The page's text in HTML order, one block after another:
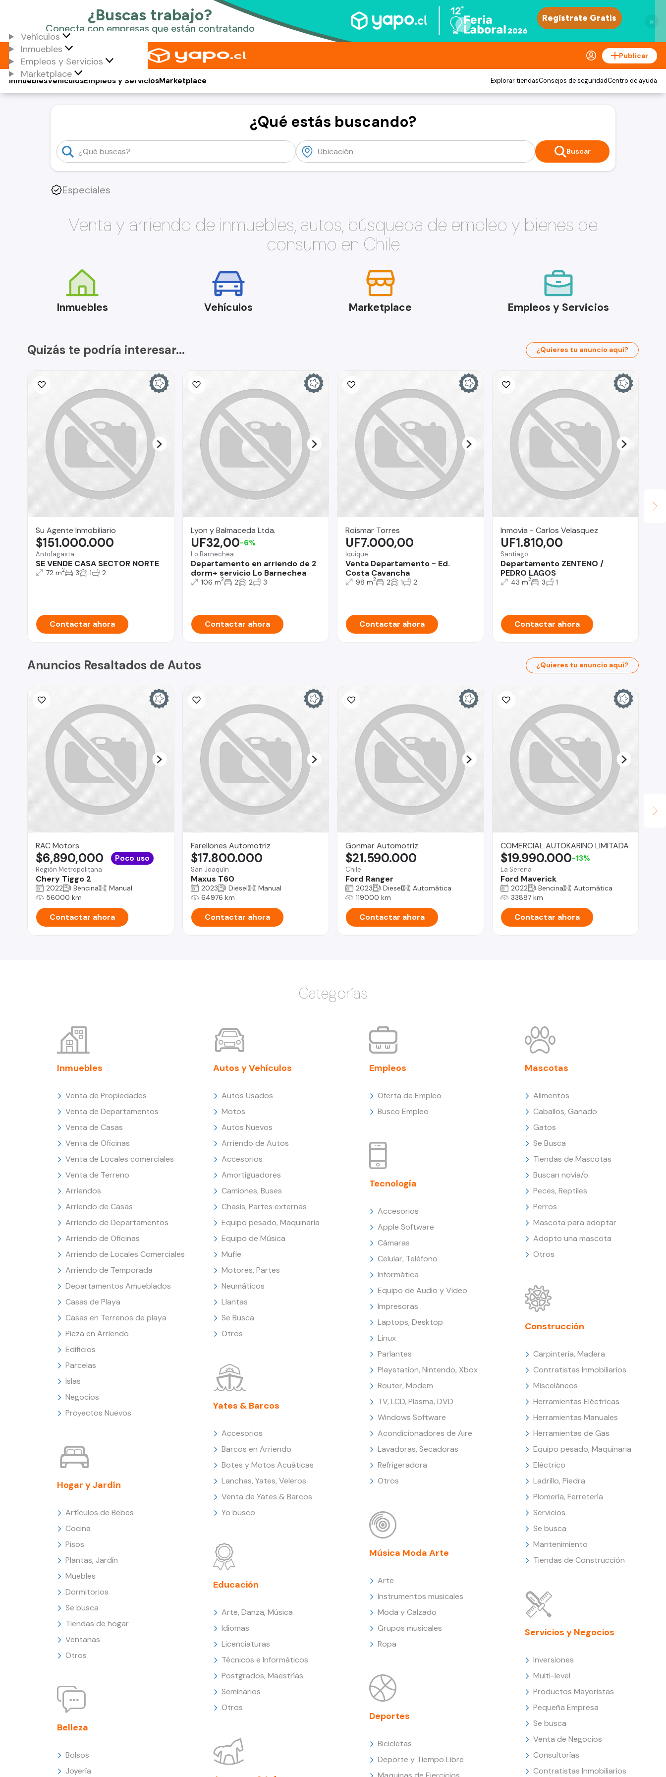
×
Vehículos
Inmuebles
Empleos y Servicios
Marketplace
Publicar
Vehículos
Inmuebles Empleos y ServiciosMarketplace Explorar tiendasConsejos de seguridadCentro de ayuda
¿Qué estás buscando?
Buscar
Especiales
Venta y arriendo de inmuebles, autos, búsqueda de empleo y bienes de
consumo en Chile
Inmuebles Vehículos Marketplace Empleos y Servicios
Quizás te podría interesar... ¿Quieres tu anuncio aquí?
Su Agente Inmobiliario
Antofagasta
SE VENDE CASA SECTOR NORTE
$151.000.000
72 m2 3 1 2
Contactar ahora
Lyon y Balmaceda Ltda.
Lo Barnechea
Departamento en arriendo de 2
dorm+ servicio Lo Barnechea
UF32,00-6%
106 m2 2 2 3
Contactar ahora
Roismar Torres
Iquique
Venta Departamento - Ed.
Costa Cavancha
UF7.000,00
98 m2 2 1 2
Contactar ahora
Inmovia - Carlos Velasquez
Santiago
Departamento ZENTENO /
PEDRO LAGOS
UF1.810,00
43 m2 3 1
Contactar ahora
Anuncios Resaltados de Autos ¿Quieres tu anuncio aquí?
RAC Motors
Región Metropolitana
Chery Tiggo 2
$6,890,000 Poco uso
2022 Bencina
Manual
56000 km
Contactar ahora
Farellones Automotriz
San Joaquín
Maxus T60
$17.800.000
2023 Diesel
Manual
64976 km
Contactar ahora
Gonmar Automotriz
Chile
Ford Ranger
$21.590.000
2023 Diesel
Automática
119000 km
Contactar ahora
COMERCIAL AUTOKARINO LIMITADA
La Serena
Ford Maverick
$19.990.000-13%
2022 Bencina
Automática
33887 km
Contactar ahora
Categorías
Inmuebles
Venta de Propiedades
Venta de Departamentos
Venta de Casas
Venta de Oficinas
Venta de Locales comerciales
Venta de Terreno
Arriendos
Arriendo de Casas
Arriendo de Departamentos
Arriendo de Oficinas
Arriendo de Locales Comerciales
Arriendo de Temporada
Departamentos Amueblados
Casas de Playa
Casas en Terrenos de playa
Pieza en Arriendo
Edificios
Parcelas
Islas
Negocios
Proyectos Nuevos
Hogar y Jardín
Artículos de Bebes
Cocina
Pisos
Plantas, Jardín
Muebles
Dormitorios
Se busca
Tiendas de hogar
Ventanas
Otros
Belleza
Bolsos
Joyería
Autos y Vehículos
Autos Usados
Motos
Autos Nuevos
Arriendo de Autos
Accesorios
Amortiguadores
Camiones, Buses
Chasis, Partes externas
Equipo pesado, Maquinaria
Equipo de Música
Mufle
Motores, Partes
Neumáticos
Llantas
Se Busca
Otros
Yates & Barcos
Accesorios
Barcos en Arriendo
Botes y Motos Acuáticas
Lanchas, Yates, Veleros
Venta de Yates & Barcos
Yo busco
Educación
Arte, Danza, Música
Idiomas
Licenciaturas
Técnicos e Informáticos
Postgrados, Maestrías
Seminarios
Otros
Empleos
Oferta de Empleo
Busco Empleo
Tecnología
Accesorios
Apple Software
Cámaras
Celular, Teléfono
Informática
Equipo de Audio y Video
Impresoras
Laptops, Desktop
Linux
Parlantes
Playstation, Nintendo, Xbox
Router, Modem
TV, LCD, Plasma, DVD
Windows Software
Acondicionadores de Aire
Lavadoras, Secadoras
Refrigeradora
Otros
Música Moda Arte
Arte
Instrumentos musicales
Moda y Calzado
Grupos musicales
Ropa
Deportes
Bicicletas
Deporte y Tiempo Libre
Mascotas
Alimentos
Caballos, Ganado
Gatos
Se Busca
Tiendas de Mascotas
Buscan novia/o
Peces, Reptiles
Perros
Mascota para adoptar
Adopto una mascota
Otros
Construcción
Carpintería, Madera
Contratistas Inmobiliarios
Misceláneos
Herramientas Eléctricas
Herramientas Manuales
Herramientas de Gas
Equipo pesado, Maquinaria
Eléctrico
Ladrillo, Piedra
Plomería, Ferretería
Servicios
Se busca
Mantenimiento
Tiendas de Construcción
Servicios y Negocios
Inversiones
Multi-level
Productos Mayoristas
Pequeña Empresa
Se busca
Venta de Negocios
Consultorías
Contratistas Inmobiliarios